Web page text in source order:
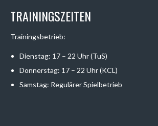
TRAININGSZEITEN
Trainingsbetrieb:
Dienstag: 17 – 22 Uhr (TuS)
Donnerstag: 17 – 22 Uhr (KCL)
Samstag: Regulärer Spielbetrieb